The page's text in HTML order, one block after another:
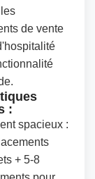
de vente
:
spacieux :
+ 5-8